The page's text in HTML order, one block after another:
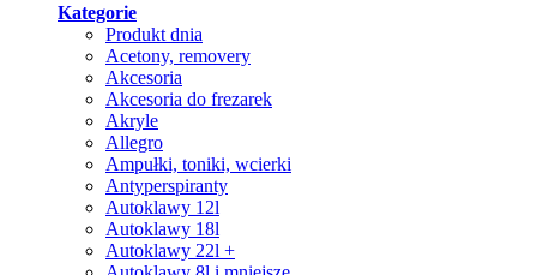
Kategorie
Produkt dnia
Acetony, removery
Akcesoria
Akcesoria do frezarek
Akryle
Allegro
Ampułki, toniki, wcierki
Antyperspiranty
Autoklawy 12l
Autoklawy 18l
Autoklawy 22l +